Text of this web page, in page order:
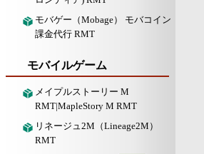
モバゲー（Mobage） モバコイン
課金代行 RMT
モバイルゲーム
メイプルストーリー M
RMT|MapleStory M RMT
リネージュ2M（Lineage2M）
RMT